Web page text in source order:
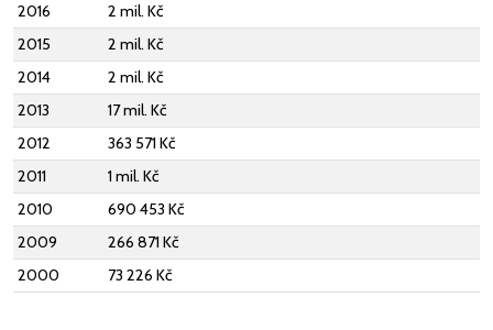
2016
2 mil. Kč
2015
2 mil. Kč
2014
2 mil. Kč
2013
17 mil. Kč
2012
363 571 Kč
2011
1 mil. Kč
2010
690 453 Kč
2009
266 871 Kč
2000
73 226 Kč